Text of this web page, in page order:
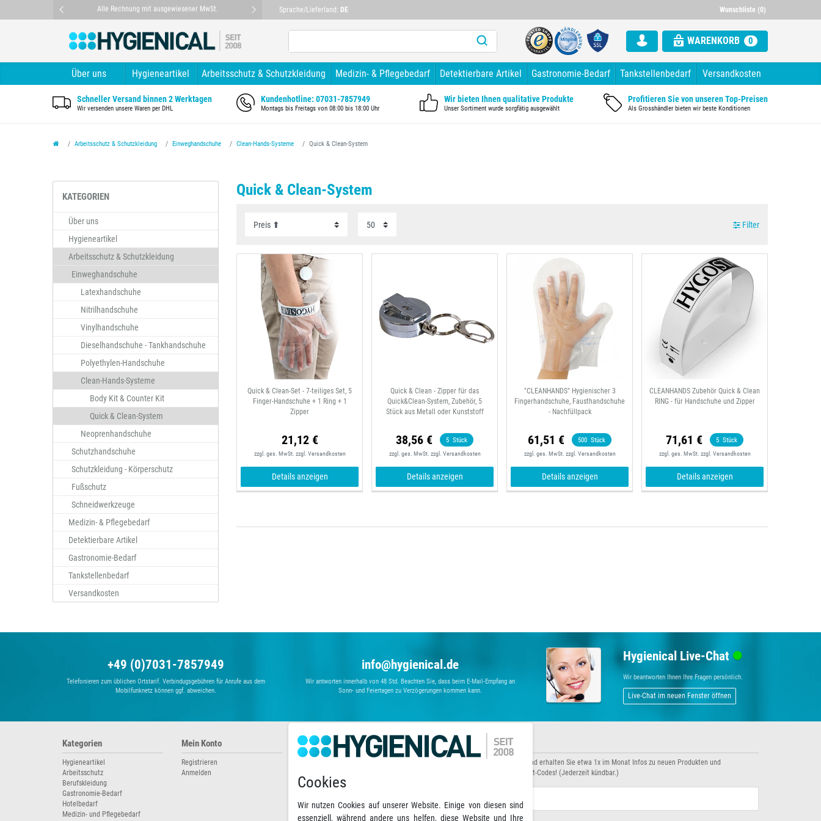
Sprache/Lieferland: DE Wunschliste (0)
Alle Rechnung mit ausgewiesener MwSt. Mehr als 10 Jahre Branchenerfahrung Alle Rechnung mit ausgewiesener
WARENKORB 0
Über uns Hygieneartikel Arbeitsschutz & Schutzkleidung Medizin- & Pflegebedarf Detektierbare Artikel Gastronomie-Bedarf Tankstellenbedarf Versandkosten
Schneller Versand binnen 2 Werktagen
Wir versenden unsere Waren per DHL
Kundenhotline: 07031-7857949
Montags bis Freitags von 08:00 bis 18:00 Uhr
Wir bieten Ihnen qualitative Produkte
Unser Sortiment wurde sorgfätig ausgewählt
Profitieren Sie von unseren Top-Preisen
Als Grosshändler bieten wir beste Konditionen
Arbeitsschutz & Schutzkleidung Einweghandschuhe Clean-Hands-Systeme Quick & Clean-System
KATEGORIEN
Über uns
Hygieneartikel
Arbeitsschutz & Schutzkleidung
Einweghandschuhe
Latexhandschuhe
Nitrilhandschuhe
Vinylhandschuhe
Dieselhandschuhe - Tankhandschuhe
Polyethylen-Handschuhe
Clean-Hands-Systeme
Body Kit & Counter Kit
Quick & Clean-System
Neoprenhandschuhe
Schutzhandschuhe
Schutzkleidung - Körperschutz
Fußschutz
Schneidwerkzeuge
Medizin- & Pflegebedarf
Detektierbare Artikel
Gastronomie-Bedarf
Tankstellenbedarf
Versandkosten
Quick & Clean-System
Filter
Quick & Clean-Set - 7-teiliges Set, 5
Finger-Handschuhe + 1 Ring + 1
Zipper
21,12 €
zzgl. ges. MwSt. zzgl. Versandkosten
Details anzeigen
Quick & Clean - Zipper für das
Quick&Clean-System, Zubehör, 5
Stück aus Metall oder Kunststoff
38,56 € 5 Stück
zzgl. ges. MwSt. zzgl. Versandkosten
Details anzeigen
"CLEANHANDS" Hygienischer 3
Fingerhandschuhe, Fausthandschuhe
- Nachfüllpack
61,51 € 500 Stück
zzgl. ges. MwSt. zzgl. Versandkosten
Details anzeigen
CLEANHANDS Zubehör Quick & Clean
RING - für Handschuhe und Zipper
71,61 € 5 Stück
zzgl. ges. MwSt. zzgl. Versandkosten
Details anzeigen
+49 (0)7031-7857949
Telefonieren zum üblichen Ortstarif. Verbindugsgebühren für Anrufe aus dem
Mobilfunknetz können ggf. abweichen.
info@hygienical.de
Wir antworten innerhalb von 48 Std. Beachten Sie, dass beim E-Mail-Empfang an
Sonn- und Feiertagen zu Verzögerungen kommen kann.
Hygienical Live-Chat
Wir beantworten Ihnen Ihre Fragen persönlich.
Live-Chat im neuen Fenster öffnen
Kategorien
Hygieneartikel
Arbeitsschutz
Berufskleidung
Gastronomie-Bedarf
Hotelbedarf
Medizin- und Pflegebedarf
Mein Konto
Registrieren
Anmelden
Informationen
Versandarten & -kosten
Newsletter abonnieren
Abonnieren Sie unseren Newsletter und erhalten Sie etwa 1x im Monat Infos zu neuen Produkten und
Sonderaktionen sowie exklusive Rabatt-Codes! (Jederzeit kündbar.)
Cookies
Wir nutzen Cookies auf unserer Website. Einige von diesen sind
essenziell, während andere uns helfen, diese Website und Ihre